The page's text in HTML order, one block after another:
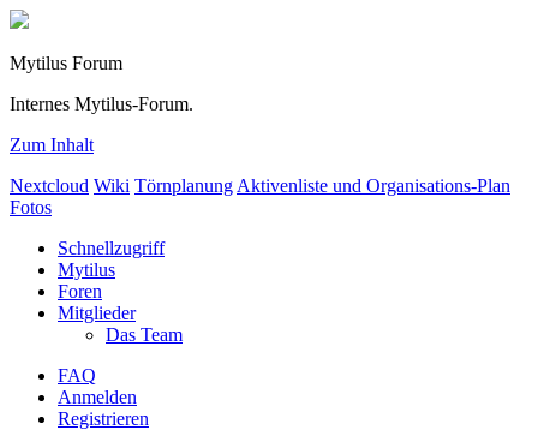
Mytilus Forum
Internes Mytilus-Forum.
Zum Inhalt
Nextcloud Wiki Törnplanung Aktivenliste und Organisations-Plan
Fotos
Schnellzugriff
Mytilus
Foren
Mitglieder
Das Team
FAQ
Anmelden
Registrieren